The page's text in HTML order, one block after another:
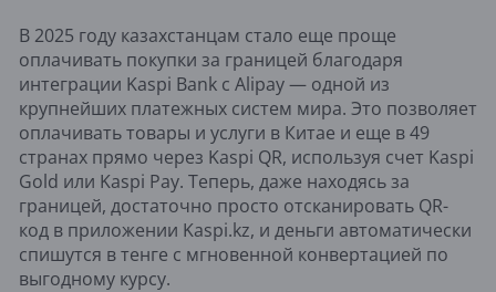
В 2025 году казахстанцам стало еще проще
оплачивать покупки за границей благодаря
интеграции Kaspi Bank с Alipay — одной из
крупнейших платежных систем мира. Это позволяет
оплачивать товары и услуги в Китае и еще в 49
странах прямо через Kaspi QR, используя счет Kaspi
Gold или Kaspi Pay. Теперь, даже находясь за
границей, достаточно просто отсканировать QR-
код в приложении Kaspi.kz, и деньги автоматически
спишутся в тенге с мгновенной конвертацией по
выгодному курсу.